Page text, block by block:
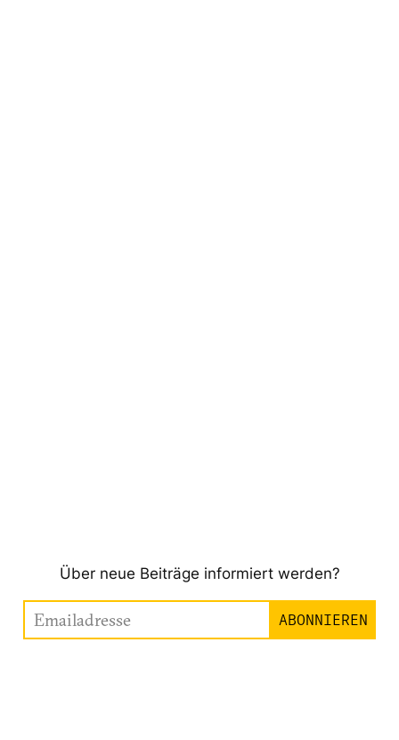
Über neue Beiträge informiert werden?
Emailadresse
ABONNIEREN